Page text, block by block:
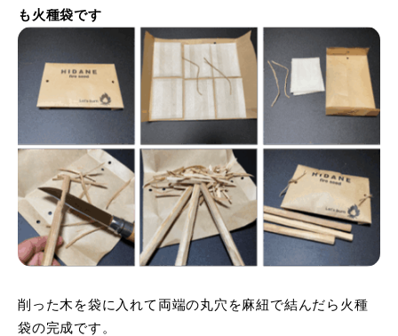
も火種袋です
削った木を袋に入れて両端の丸穴を麻紐で結んだら火種
袋の完成です。